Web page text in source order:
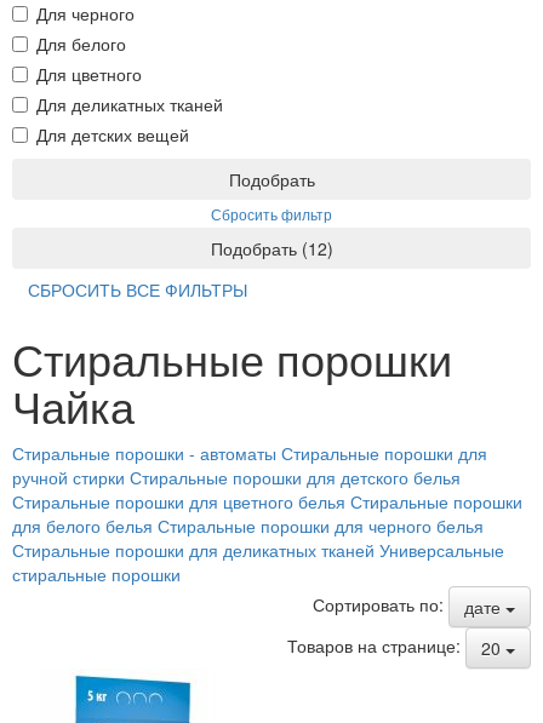
Для черного
Для белого
Для цветного
Для деликатных тканей
Для детских вещей
Подобрать
Сбросить фильтр
Подобрать (12)
СБРОСИТЬ ВСЕ ФИЛЬТРЫ
Стиральные порошки
Чайка
Стиральные порошки - автоматы Стиральные порошки для
ручной стирки Стиральные порошки для детского белья
Стиральные порошки для цветного белья Стиральные порошки
для белого белья Стиральные порошки для черного белья
Стиральные порошки для деликатных тканей Универсальные
стиральные порошки
Сортировать по:
дате
Товаров на странице:
20